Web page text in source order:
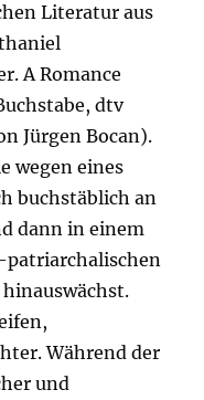
Literatur aus
A Romance
dtv
Jürgen Bocan).
wegen eines
buchstäblich an
dann in einem
patriarchalischen
Während der
und